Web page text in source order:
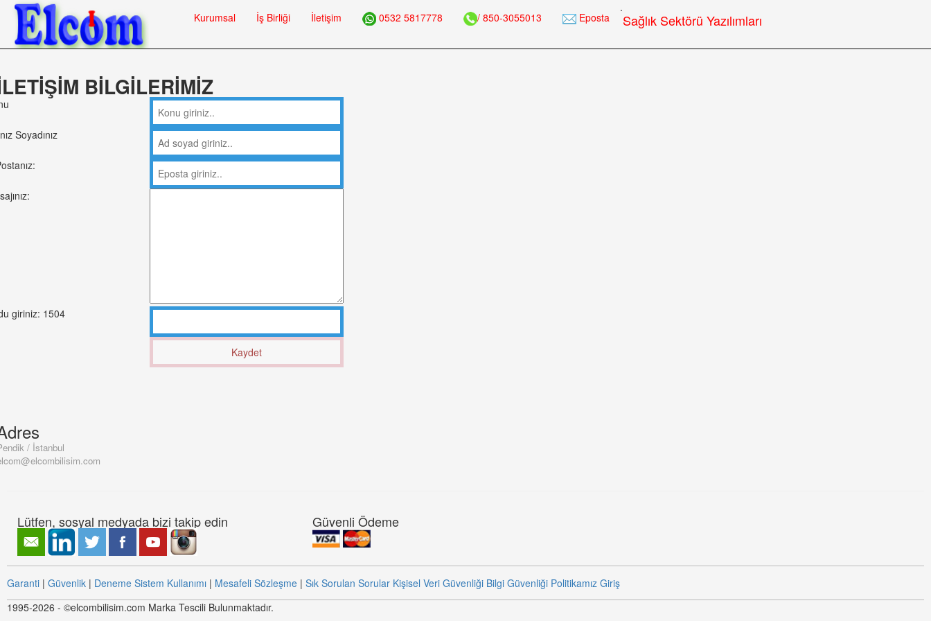
Kurumsal İş Birliği İletişim 0532 5817778 / 850-3055013 Eposta
.
Sağlık Sektörü Yazılımları
BİLGİLERİMİZ
Soyadınız
giriniz: 1504
/ İstanbul
Lütfen, sosyal medyada bizi takip edin Güvenli Ödeme
Garanti | Güvenlik | Deneme Sistem Kullanımı | Mesafeli Sözleşme | Sık Sorulan Sorular Kişisel Veri Güvenliği Bilgi Güvenliği Politikamız Giriş
1995-2026 - ©elcombilisim.com Marka Tescili Bulunmaktadır.